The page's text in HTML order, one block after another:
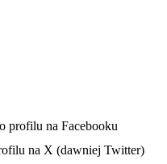
karcie
profilu na Facebooku
na X (dawniej Twitter)